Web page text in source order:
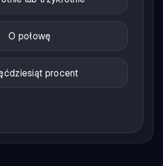
O połowę
procent